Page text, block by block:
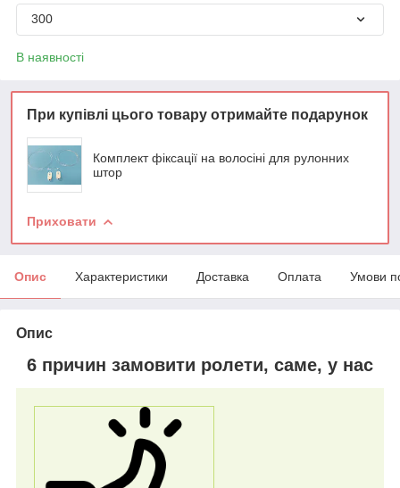
300
В наявності
При купівлі цього товару отримайте подарунок
Комплект фіксації на волосіні для рулонних
штор
Приховати
Опис Характеристики Доставка Оплата Умови
Опис
6 причин замовити ролети, саме, у нас